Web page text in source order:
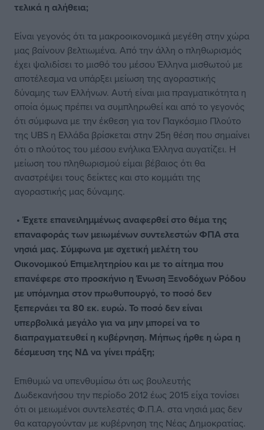
τελικά η αλήθεια;
Είναι γεγονός ότι τα μακροοικονομικά μεγέθη στην χώρα
μας βαίνουν βελτιωμένα. Από την άλλη ο πληθωρισμός
έχει ψαλιδίσει το μισθό του μέσου Έλληνα μισθωτού με
αποτέλεσμα να υπάρξει μείωση της αγοραστικής
δύναμης των Ελλήνων. Αυτή είναι μια πραγματικότητα η
οποία όμως πρέπει να συμπληρωθεί και από το γεγονός
ότι σύμφωνα με την έκθεση για τον Παγκόσμιο Πλούτο
της UBS η Ελλάδα βρίσκεται στην 25η θέση που σημαίνει
ότι ο πλούτος του μέσου ενήλικα Έλληνα αυγατίζει. Η
μείωση του πληθωρισμού είμαι βέβαιος ότι θα
αναστρέψει τους δείκτες και στο κομμάτι της
αγοραστικής μας δύναμης.
• Έχετε επανειλημμένως αναφερθεί στο θέμα της
επαναφοράς των μειωμένων συντελεστών ΦΠΑ στα
νησιά μας. Σύμφωνα με σχετική μελέτη του
Οικονομικού Επιμελητηρίου και με το αίτημα που
επανέφερε στο προσκήνιο η Ένωση Ξενοδόχων Ρόδου
με υπόμνημα στον πρωθυπουργό, το ποσό δεν
ξεπερνάει τα 80 εκ. ευρώ. Το ποσό δεν είναι
υπερβολικά μεγάλο για να μην μπορεί να το
διαπραγματευθεί η κυβέρνηση. Μήπως ήρθε η ώρα η
δέσμευση της ΝΔ να γίνει πράξη;
Επιθυμώ να υπενθυμίσω ότι ως βουλευτής
Δωδεκανήσου την περίοδο 2012 έως 2015 είχα τονίσει
ότι οι μειωμένοι συντελεστές Φ.Π.Α. στα νησιά μας δεν
θα καταργούνταν με κυβέρνηση της Νέας Δημοκρατίας.